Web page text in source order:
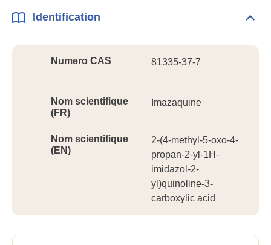
Identification
Numero CAS 81335-37-7
Nom scientifique
(FR)
Imazaquine
Nom scientifique
(EN)
2-(4-methyl-5-oxo-4-
propan-2-yl-1H-
imidazol-2-
yl)quinoline-3-
carboxylic acid